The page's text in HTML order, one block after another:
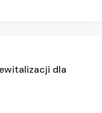
dla